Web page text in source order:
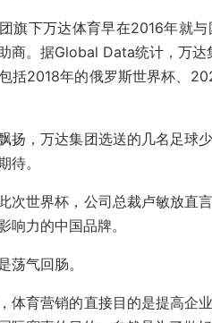
旗下万达体育早在2016年就
商。据Global Data统计，万
括2018年的俄罗斯世界杯、
扬，万达集团选送的几名足球
待。
次世界杯，公司总裁卢敏放直
响力的中国品牌。
荡气回肠。
体育营销的直接目的是提高企